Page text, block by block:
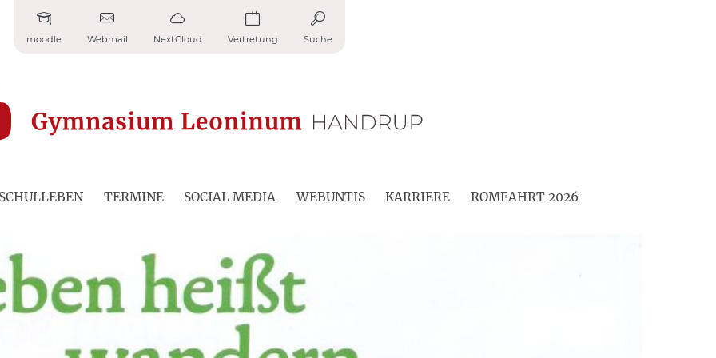
moodle Webmail NextCloud Vertretung Suche
SCHULLEBEN TERMINE SOCIAL MEDIA WEBUNTIS KARRIERE ROMFAHRT 2026